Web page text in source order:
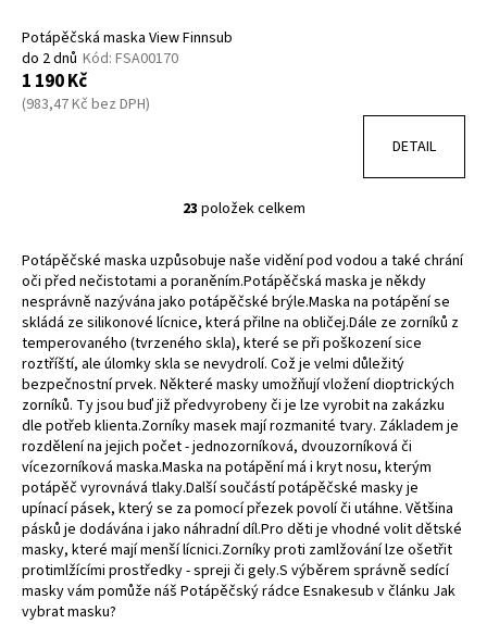
Potápěčská maska View Finnsub
do 2 dnů Kód: FSA00170
1 190 Kč
(983,47 Kč bez DPH)
DETAIL
O
l
á
d
a
c
í
p
r
v
k
y
v
ý
p
i
23 položek celkem
Potápěčské maska uzpůsobuje naše vidění pod vodou a také chrání
oči před nečistotami a poraněním.Potápěčská maska je někdy
nesprávně nazývána jako potápěčské brýle.Maska na potápění se
skládá ze silikonové lícnice, která přilne na obličej.Dále ze zorníků z
temperovaného (tvrzeného skla), které se při poškození sice
roztříští, ale úlomky skla se nevydrolí. Což je velmi důležitý
bezpečnostní prvek. Některé masky umožňují vložení dioptrických
zorníků. Ty jsou buď již předvyrobeny či je lze vyrobit na zakázku
dle potřeb klienta.Zorníky masek mají rozmanité tvary. Základem je
rozdělení na jejich počet - jednozorníková, dvouzorníková či
vícezorníková maska.Maska na potápění má i kryt nosu, kterým
potápěč vyrovnává tlaky.Další součástí potápěčské masky je
upínací pásek, který se za pomocí přezek povolí či utáhne. Většina
pásků je dodávána i jako náhradní díl.Pro děti je vhodné volit dětské
masky, které mají menší lícnici.Zorníky proti zamlžování lze ošetřit
protimlžícími prostředky - spreji či gely.S výběrem správně sedící
masky vám pomůže náš Potápěčský rádce Esnakesub v článku Jak
vybrat masku?